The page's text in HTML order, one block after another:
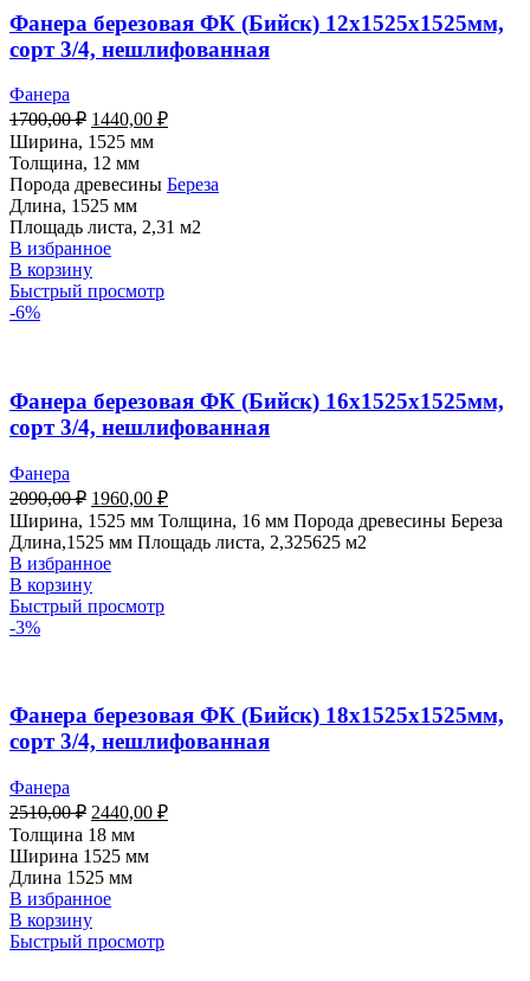
Фанера березовая ФК (Бийск) 12х1525х1525мм,
сорт 3/4, нешлифованная
Фанера
1700,00₽ 1440,00 ₽
Ширина, 1525 мм
Толщина, 12 мм
Порода древесины Береза
Длина, 1525 мм
Площадь листа, 2,31 м2
В избранное
В корзину
Быстрый просмотр
-6%
Фанера березовая ФК (Бийск) 16х1525х1525мм,
сорт 3/4, нешлифованная
Фанера
2090,00₽ 1960,00 ₽
Ширина, 1525 мм Толщина, 16 мм Порода древесины Береза
Длина,1525 мм Площадь листа, 2,325625 м2
В избранное
В корзину
Быстрый просмотр
-3%
Фанера березовая ФК (Бийск) 18х1525х1525мм,
сорт 3/4, нешлифованная
Фанера
2510,00₽ 2440,00 ₽
Толщина 18 мм
Ширина 1525 мм
Длина 1525 мм
В избранное
В корзину
Быстрый просмотр